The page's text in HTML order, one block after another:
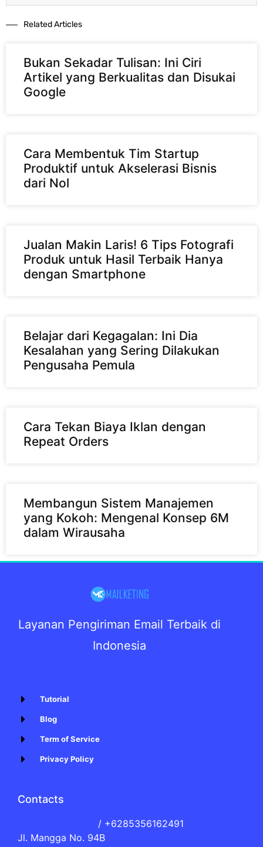
Related Articles​
Bukan Sekadar Tulisan: Ini Ciri
Artikel yang Berkualitas dan Disukai
Google
Cara Membentuk Tim Startup
Produktif untuk Akselerasi Bisnis
dari Nol
Jualan Makin Laris! 6 Tips Fotografi
Produk untuk Hasil Terbaik Hanya
dengan Smartphone
Belajar dari Kegagalan: Ini Dia
Kesalahan yang Sering Dilakukan
Pengusaha Pemula
Cara Tekan Biaya Iklan dengan
Repeat Orders
Membangun Sistem Manajemen
yang Kokoh: Mengenal Konsep 6M
dalam Wirausaha
Layanan Pengiriman Email Terbaik di
Indonesia
Tutorial
Blog
Term of Service
Privacy Policy
Contacts
/ +6285356162491
Jl. Mangga No. 94B